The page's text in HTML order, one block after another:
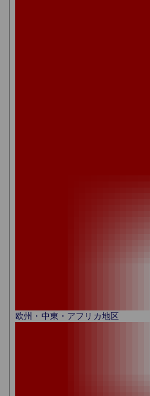
欧州・中東・アフリカ地区